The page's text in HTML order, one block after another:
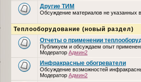
Другие ТИМ
Обсуждение материалов не указанных
Теплооборудование (новый раздел)
Отчеты о применении
Публикуем и обсуждаем опыт
Модератор Админ2
Инфракрасные обогреватели
Обсуждение возможностей
Модератор Админ2